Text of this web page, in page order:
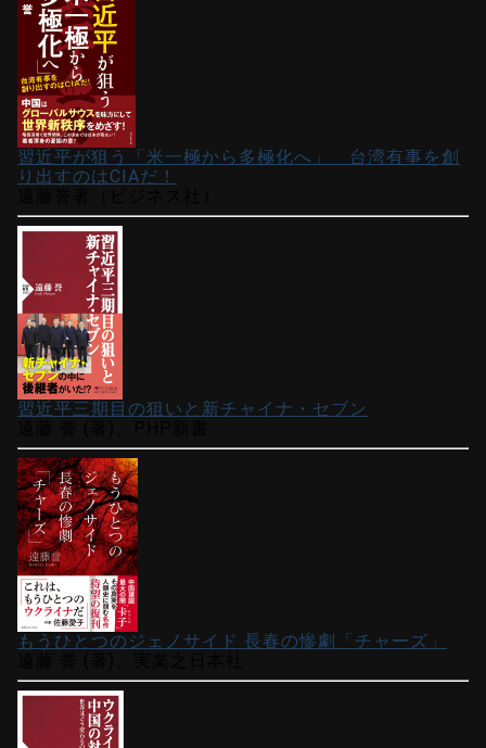
習近平が狙う「米一極から多極化へ」 台湾有事を創
り出すのはCIAだ！
習近平三期目の狙いと新チャイナ・セブン
もうひとつのジェノサイド 長春の惨劇「チャーズ」